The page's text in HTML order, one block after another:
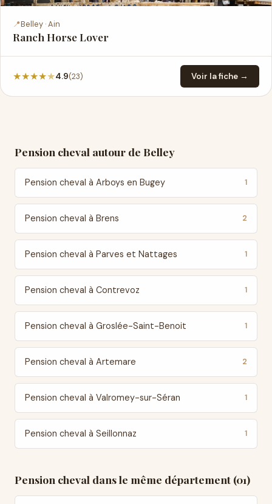
📍Belley · Ain
Ranch Horse Lover
★★★★★4.9(23) Voir la fiche →
Pension cheval autour de Belley
Pension cheval à Arboys en Bugey 1
Pension cheval à Brens 2
Pension cheval à Parves et Nattages 1
Pension cheval à Contrevoz 1
Pension cheval à Groslée-Saint-Benoit 1
Pension cheval à Artemare 2
Pension cheval à Valromey-sur-Séran 1
Pension cheval à Seillonnaz 1
Pension cheval dans le même département (01)